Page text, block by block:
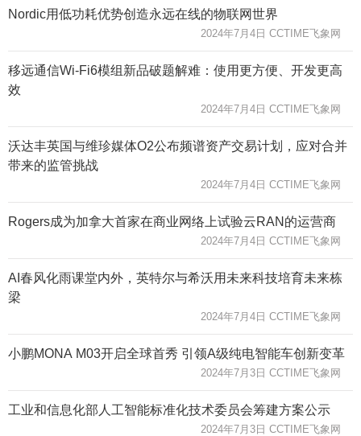
Nordic用低功耗优势创造永远在线的物联网世界
2024年7月4日 CCTIME飞象网
移远通信Wi-Fi6模组新品破题解难：使用更方便、开发更高
效
2024年7月4日 CCTIME飞象网
沃达丰英国与维珍媒体O2公布频谱资产交易计划，应对合并
带来的监管挑战
2024年7月4日 CCTIME飞象网
Rogers成为加拿大首家在商业网络上试验云RAN的运营商
2024年7月4日 CCTIME飞象网
AI春风化雨课堂内外，英特尔与希沃用未来科技培育未来栋
梁
2024年7月4日 CCTIME飞象网
小鹏MONA M03开启全球首秀 引领A级纯电智能车创新变革
2024年7月3日 CCTIME飞象网
工业和信息化部人工智能标准化技术委员会筹建方案公示
2024年7月3日 CCTIME飞象网